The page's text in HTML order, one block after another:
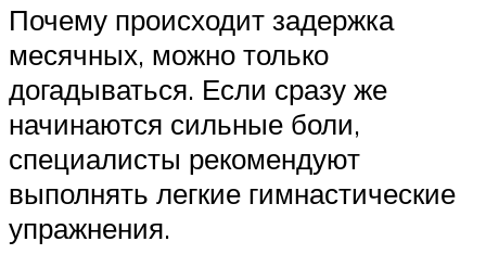
Почему происходит задержка
месячных, можно только
догадываться. Если сразу же
начинаются сильные боли,
специалисты рекомендуют
выполнять легкие гимнастические
упражнения.